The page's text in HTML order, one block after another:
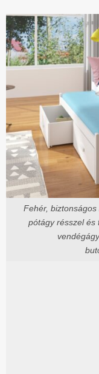
Fehér,
pótágy résszel és